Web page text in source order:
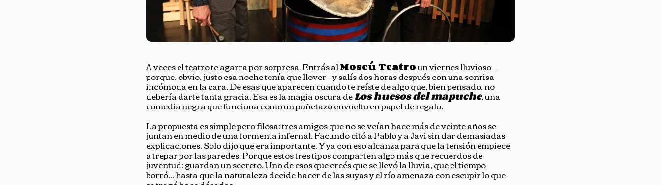
A veces el teatro te agarra por sorpresa. Entrás alMoscú Teatroun viernes lluvioso —
porque, obvio, justo esa noche tenía que llover— y salís dos horas después con una sonrisa
incómoda en la cara. De esas que aparecen cuando te reíste de algo que, bien pensado, no
debería darte tanta gracia. Esa es la magia oscura deLos huesos del mapuche, una
comedia negra que funciona como un puñetazo envuelto en papel de regalo.
La propuesta es simple pero filosa: tres amigos que no se veían hace más de veinte años se
juntan en medio de una tormenta infernal. Facundo citó a Pablo y a Javi sin dar demasiadas
explicaciones. Solo dijo que era importante. Y ya con eso alcanza para que la tensión empiece
a trepar por las paredes. Porque estos tres tipos comparten algo más que recuerdos de
juventud: guardan un secreto. Uno de esos que creés que se llevó la lluvia, que el tiempo
borró... hasta que la naturaleza decide hacer de las suyas y el río amenaza con escupir lo que